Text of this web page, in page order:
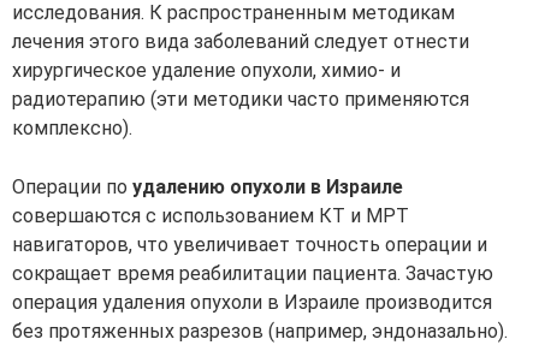
исследования. К распространенным методикам
лечения этого вида заболеваний следует отнести
хирургическое удаление опухоли, химио- и
радиотерапию (эти методики часто применяются
комплексно).
Операции по удалению опухоли в Израиле
совершаются с использованием КТ и МРТ
навигаторов, что увеличивает точность операции и
сокращает время реабилитации пациента. Зачастую
операция удаления опухоли в Израиле производится
без протяженных разрезов (например, эндоназально).